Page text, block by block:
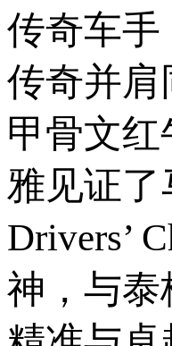
传奇车手
传奇并肩
甲骨文红
雅见证了
Drivers’
神，与泰